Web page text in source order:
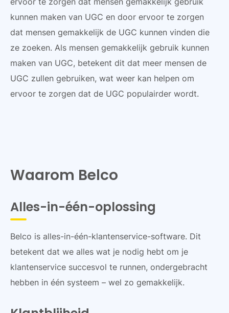
kunnen maken van UGC en door ervoor te zorgen
dat mensen gemakkelijk de UGC kunnen vinden die
ze zoeken. Als mensen gemakkelijk gebruik kunnen
maken van UGC, betekent dit dat meer mensen de
UGC zullen gebruiken, wat weer kan helpen om
ervoor te zorgen dat de UGC populairder wordt.
Waarom Belco
Alles-in-één-oplossing
Belco is alles-in-één-klantenservice-software. Dit
betekent dat we alles wat je nodig hebt om je
klantenservice succesvol te runnen, ondergebracht
hebben in één systeem – wel zo gemakkelijk.